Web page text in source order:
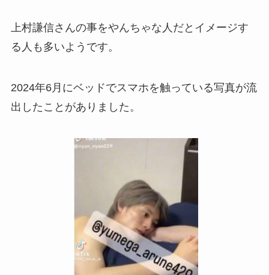
上村謙信さんの事をやんちゃな人だとイメージす
る人も多いようです。
2024年6月にベッドでスマホを触っている写真が流
出したことがありました。